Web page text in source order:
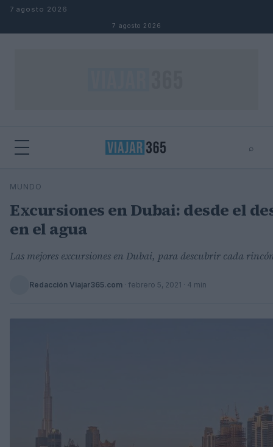
Saltar al contenido
7 agosto 2026
7 agosto 2026
⌕
Buscar
MUNDO
Excursiones en Dubai: desde el
en el agua
Las mejores excursiones en Dubai, para descubrir cada
Redacción Viajar365.com · febrero 5, 2021 · 4 min